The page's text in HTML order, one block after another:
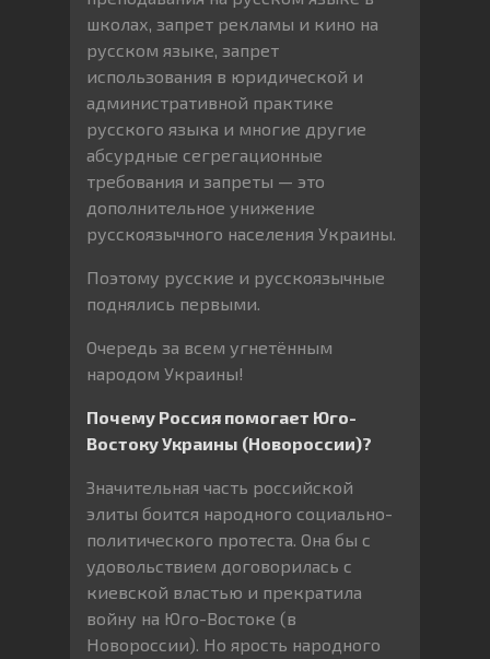
школах, запрет рекламы и кино на
русском языке, запрет
использования в юридической и
административной практике
русского языка и многие другие
абсурдные сегрегационные
требования и запреты — это
дополнительное унижение
русскоязычного населения Украины.
Поэтому русские и русскоязычные
поднялись первыми.
Очередь за всем угнетённым
народом Украины!
Почему Россия помогает Юго-
Востоку Украины (Новороссии)?
Значительная часть российской
элиты боится народного социально-
политического протеста. Она бы с
удовольствием договорилась с
киевской властью и прекратила
войну на Юго-Востоке (в
Новороссии). Но ярость народного